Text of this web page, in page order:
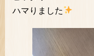
ハマりました